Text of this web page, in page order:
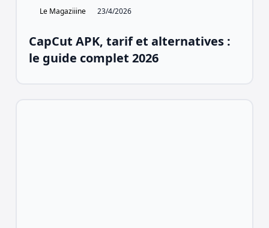
Le Magaziiine 23/4/2026
CapCut APK, tarif et alternatives :
le guide complet 2026